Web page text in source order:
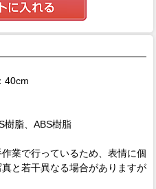
40cm
樹脂、ABS樹脂
業で行っているため、表情に個
と若干異なる場合がありますが